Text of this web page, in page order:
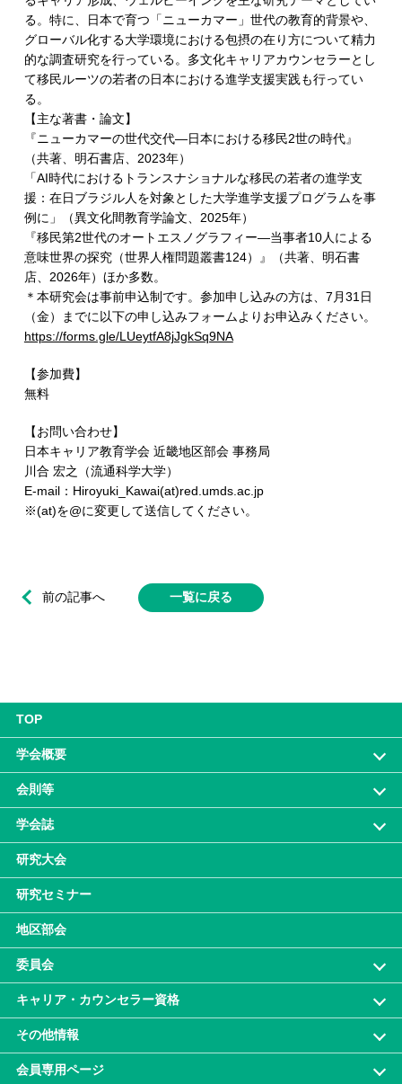
る。特に、日本で育つ「ニューカマー」世代の教育的背景や、
グローバル化する大学環境における包摂の在り方について精力
的な調査研究を行っている。多文化キャリアカウンセラーとし
て移民ルーツの若者の日本における進学支援実践も行ってい
る。
【主な著書・論文】
『ニューカマーの世代交代―日本における移民2世の時代』
（共著、明石書店、2023年）
「AI時代におけるトランスナショナルな移民の若者の進学支
援：在日ブラジル人を対象とした大学進学支援プログラムを事
例に」（異文化間教育学論文、2025年）
『移民第2世代のオートエスノグラフィー―当事者10人による
意味世界の探究（世界人権問題叢書124）』（共著、明石書
店、2026年）ほか多数。
＊本研究会は事前申込制です。参加申し込みの方は、7月31日
（金）までに以下の申し込みフォームよりお申込みください。
https://forms.gle/LUeytfA8jJgkSq9NA
【参加費】
無料
【お問い合わせ】
日本キャリア教育学会 近畿地区部会 事務局
川合 宏之（流通科学大学）
E-mail：Hiroyuki_Kawai(at)red.umds.ac.jp
※(at)を@に変更して送信してください。
前の記事へ 一覧に戻る
TOP
学会概要
会則等
学会誌
研究大会
研究セミナー
地区部会
委員会
キャリア・カウンセラー資格
その他情報
会員専⽤ページ